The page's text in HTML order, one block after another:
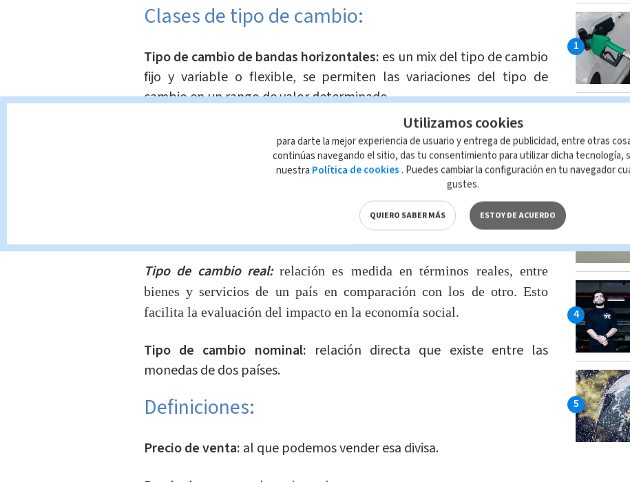
Clases de tipo de cambio:
Tipo de cambio de bandas horizontales: es un mix del tipo de cambio
fijo y variable o flexible, se permiten las variaciones del tipo de
cambio en un rango de valor determinado.
Tipo de cambio variable o flexible:varía según la relación entre la
oferta y demanda de las divisas del mercado. En este tipo no existe
intervención del Estado.
el Banco Central de cada país fija su valor y lo
Tipo de cambio real:relación es medida en términos reales, entre
bienes y servicios de un país en comparación con los de otro. Esto
facilita la evaluación del impacto en la economía social.
Tipo de cambio nominal: relación directa que existe entre las
monedas de dos países.
Definiciones:
Precio de venta: al que podemos vender esa divisa.
Utilizamos cookies
para darte la mejor experiencia de usuario y entrega de publicidad, entre otras
continúas navegando el sitio, das tu consentimiento para utilizar dicha tecnología,
nuestra Política de cookies . Puedes cambiar la configuración en tu navegador
gustes.
QUIERO SABER MÁS ESTOY DE ACUERDO